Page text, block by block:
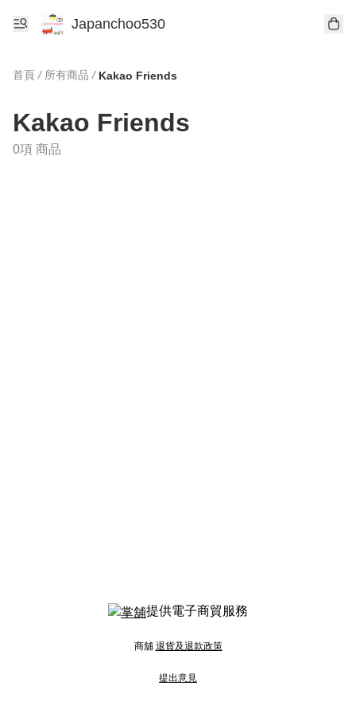
Japanchoo530
首頁 / 所有商品 / Kakao Friends
Kakao Friends
0項 商品
提供電子商貿服務
商舖 退貨及退款政策
提出意見